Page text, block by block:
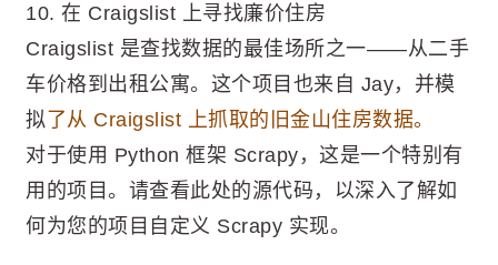
10. 在 Craigslist 上寻找廉价住房
Craigslist 是查找数据的最佳场所之一——从二手
车价格到出租公寓。这个项目也来自 Jay，并模
拟 了从 Craigslist 上抓取的旧金山住房数据。
对于使用 Python 框架 Scrapy，这是一个特别有
用的项目。请查看此处的源代码，以深入了解如
何为您的项目自定义 Scrapy 实现。